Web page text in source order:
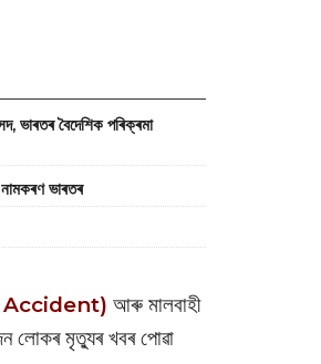
বৈদেশিক পৰিক্ৰমা
ভাৰতৰ
আৰু মালবাহী
লোকৰ মৃত্যুৰ খবৰ পোৱা